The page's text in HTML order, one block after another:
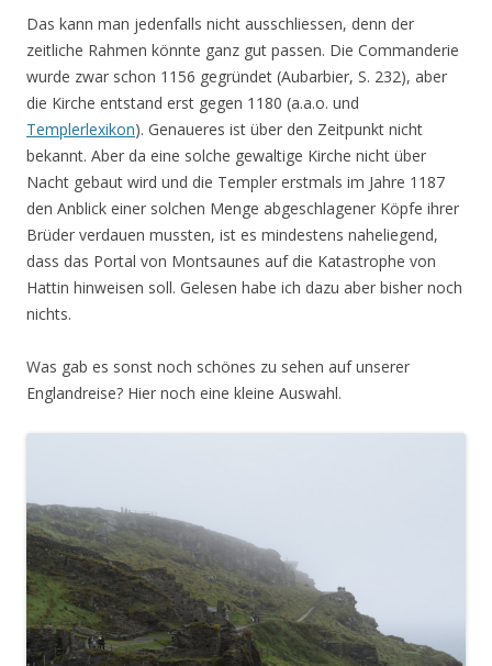
Das kann man jedenfalls nicht ausschliessen, denn der
zeitliche Rahmen könnte ganz gut passen. Die Commanderie
wurde zwar schon 1156 gegründet (Aubarbier, S. 232), aber
die Kirche entstand erst gegen 1180 (a.a.o. und
Templerlexikon). Genaueres ist über den Zeitpunkt nicht
bekannt. Aber da eine solche gewaltige Kirche nicht über
Nacht gebaut wird und die Templer erstmals im Jahre 1187
den Anblick einer solchen Menge abgeschlagener Köpfe ihrer
Brüder verdauen mussten, ist es mindestens naheliegend,
dass das Portal von Montsaunes auf die Katastrophe von
Hattin hinweisen soll. Gelesen habe ich dazu aber bisher noch
nichts.
Was gab es sonst noch schönes zu sehen auf unserer
Englandreise? Hier noch eine kleine Auswahl.